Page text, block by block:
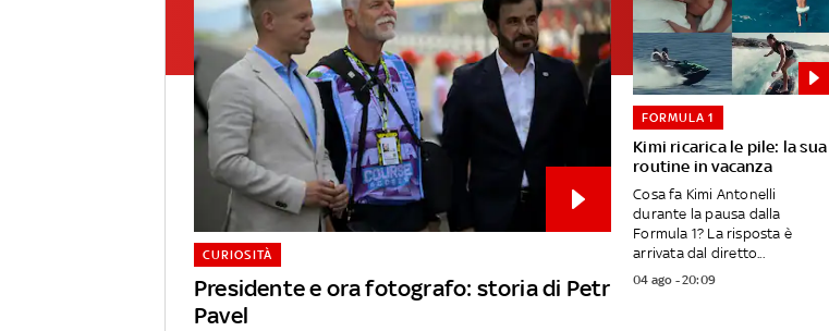
Presidente e ora fotografo: storia di Petr
Pavel
CURIOSITÀ
Kimi ricarica le pile: la sua
routine in vacanza
FORMULA 1
Cosa fa Kimi Antonelli
durante la pausa dalla
Formula 1? La risposta è
arrivata dal diretto...
04 ago - 20:09